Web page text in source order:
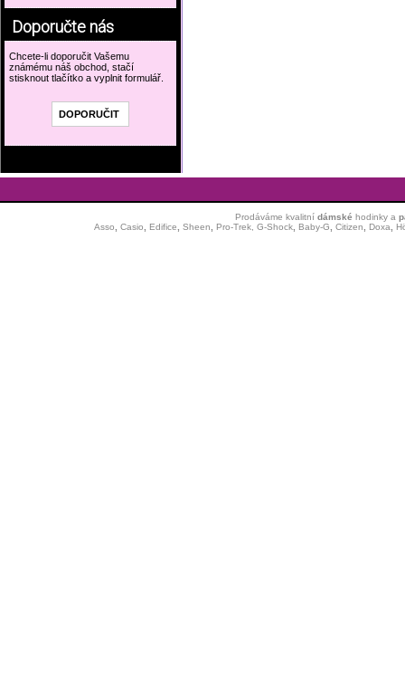
Doporučte nás
Chcete-li doporučit Vašemu
známému náš obchod, stačí
stisknout tlačítko a vyplnit formulář.
Prodáváme kvalitní dámské hodinkya
Asso
Casio Edifice Sheen Pro-Trek, G-Shock, Baby-G Citizen Doxa